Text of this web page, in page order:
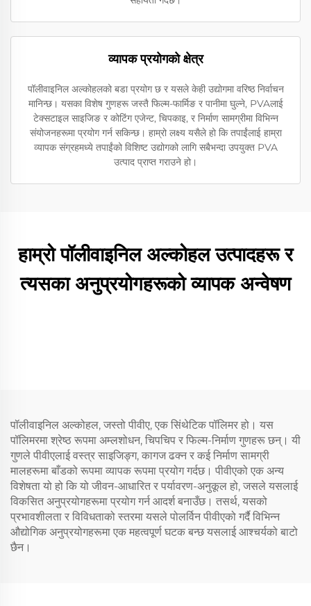
व्यापक प्रयोगको क्षेत्र
पॉलीवाइनिल अल्कोहलको बडा प्रयोग छ र यसले केही उद्योगमा वरिष्ठ निर्वाचन
मानिन्छ। यसका विशेष गुणहरू जस्तै फिल्म-फार्मिङ र पानीमा घुल्ने, PVAलाई
टेक्सटाइल साइजिङ र कोटिंग एजेन्ट, चिपकाइ, र निर्माण सामग्रीमा विभिन्न
संयोजनहरूमा प्रयोग गर्न सकिन्छ। हाम्रो लक्ष्य यसैले हो कि तपाईंलाई हाम्रा
व्यापक संग्रहमध्ये तपाईंको विशिष्ट उद्योगको लागि सबैभन्दा उपयुक्त PVA
उत्पाद प्राप्त गराउने हो।
हाम्रो पॉलीवाइनिल अल्कोहल उत्पादहरू र
त्यसका अनुप्रयोगहरूको व्यापक अन्वेषण
पॉलीवाइनिल अल्कोहल, जस्तो पीवीए, एक सिंथेटिक पॉलिमर हो। यस
पॉलिमरमा श्रेष्ठ रूपमा अम्लशोधन, चिपचिप र फिल्म-निर्माण गुणहरू छन्। यी
गुणले पीवीएलाई वस्त्र साइजिङ्ग, कागज ढक्न र कई निर्माण सामग्री
मालहरूमा बाँडको रूपमा व्यापक रूपमा प्रयोग गर्दछ। पीवीएको एक अन्य
विशेषता यो हो कि यो जीवन-आधारित र पर्यावरण-अनुकूल हो, जसले यसलाई
विकसित अनुप्रयोगहरूमा प्रयोग गर्न आदर्श बनाउँछ। तसर्थ, यसको
प्रभावशीलता र विविधताको स्तरमा यसले पोलर्विन पीवीएको गर्दै विभिन्न
औद्योगिक अनुप्रयोगहरूमा एक महत्वपूर्ण घटक बन्छ यसलाई आश्चर्यको बाटो
छैन।